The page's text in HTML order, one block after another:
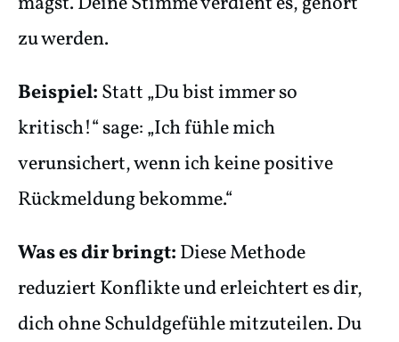
zu werden.
Beispiel:Statt „Du bist immer so
kritisch!“ sage: „Ich fühle mich
verunsichert, wenn ich keine positive
Rückmeldung bekomme.“
Was es dir bringt:Diese Methode
reduziert Konflikte und erleichtert es dir,
dich ohne Schuldgefühle mitzuteilen. Du